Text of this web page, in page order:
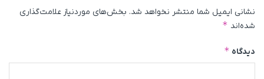
نشانی ایمیل شما منتشر نخواهد شد. بخش‌های موردنیاز علامت‌گذاری
شده‌اند *
دیدگاه *